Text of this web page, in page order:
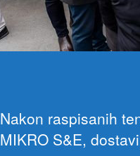
Nakon raspisanih
MIKRO S&E,